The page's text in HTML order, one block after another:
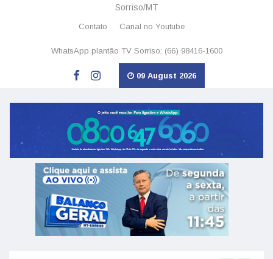
Sorriso/MT
Contato Canal no Youtube
WhatsApp plantão TV Sorriso: (66) 98416-1600
09 August 2026